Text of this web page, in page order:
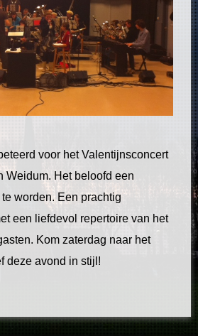
voor het Valentijnsconcert
Weidum. Het beloofd een
worden. Een prachtig
een liefdevol repertoire van het
Kom zaterdag naar het
deze avond in stijl!